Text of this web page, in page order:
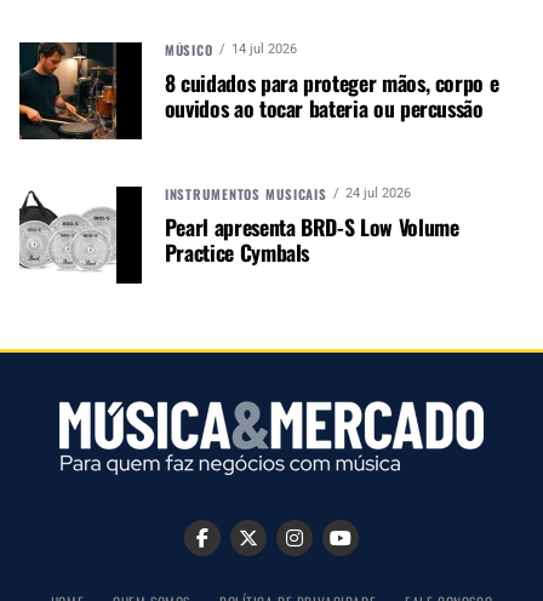
Música &amp; Mercado é uma
publicação empenhada em
promover e divulgar o mercado e
indústria de áudio profissional,
iluminação e instrumentos
MÚSICO 14 jul 2026
8 cuidados para proteger mãos, corpo e
ouvidos ao tocar bateria ou percussão
INSTRUMENTOS MUSICAIS 24 jul 2026
Pearl apresenta BRD-S Low Volume
Practice Cymbals